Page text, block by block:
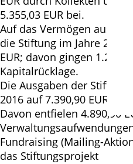
5.355,03 EUR bei.
Auf das Vermögen aus
die Stiftung im Jahre 2016
EUR; davon gingen
Kapitalrücklage.
Die Ausgaben der Stiftung
2016 auf 7.390,90 EUR.
Davon entfielen 4.890,90
Fundraising (Mailing-
das Stiftungsprojekt